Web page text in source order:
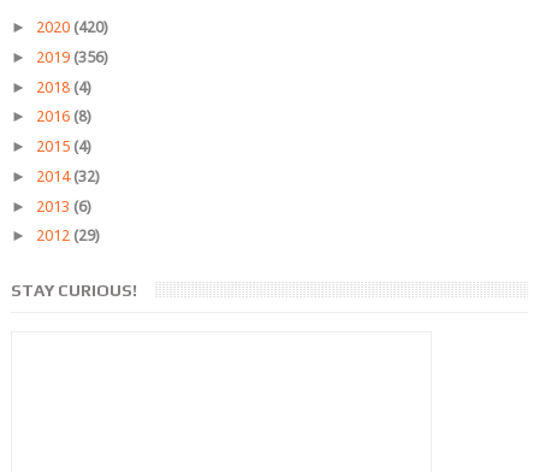
► 2020 (420)
► 2019 (356)
► 2018 (4)
► 2016 (8)
► 2015 (4)
► 2014 (32)
► 2013 (6)
► 2012 (29)
STAY CURIOUS!